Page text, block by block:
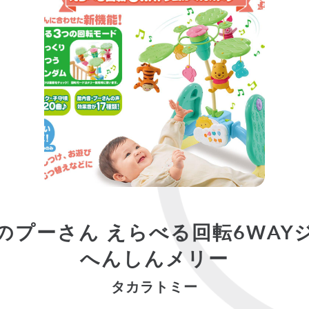
プーさん えらべる回転6WAY
へんしんメリー
タカラトミー